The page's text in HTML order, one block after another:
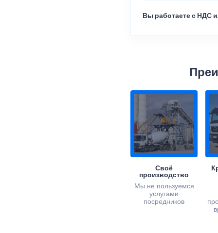
Вы работаете с НДС
Своё
производство
Мы не пользуемся
услугами
посредников